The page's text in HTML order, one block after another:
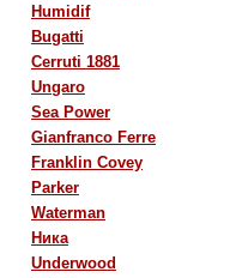
Humidif
Bugatti
Cerruti 1881
Ungaro
Sea Power
Gianfranco Ferre
Franklin Covey
Parker
Waterman
Ника
Underwood